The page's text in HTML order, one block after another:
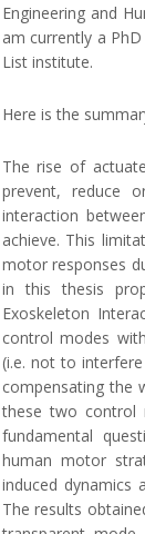
Engineering and
am currently a
List institute.
Here is the
The rise of
prevent, reduce
interaction
achieve. This
motor responses
in this thesis
Exoskeleton
control modes
(i.e. not to
compensating the
these two control
fundamental
human motor
induced dynamics
The results